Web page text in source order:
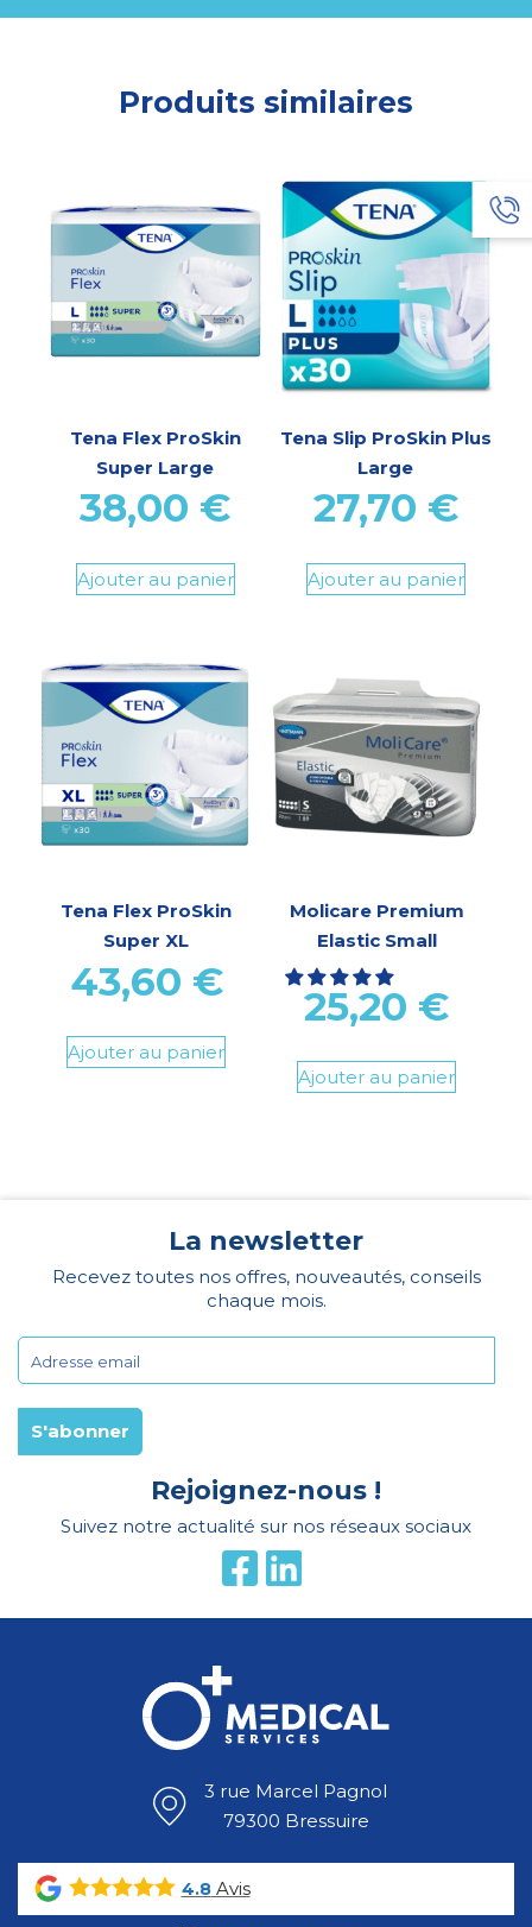
Produits similaires
Tena Flex ProSkin
Super Large
38,00 €
Ajouter au panier
Tena Slip ProSkin Plus
Large
27,70 €
Ajouter au panier
Tena Flex ProSkin
Super XL
43,60 €
Ajouter au panier
Molicare Premium
Elastic Small
25,20 €
Ajouter au panier
La newsletter
Recevez toutes nos offres, nouveautés, conseils
chaque mois.
Rejoignez-nous !
Suivez notre actualité sur nos réseaux sociaux
3 rue Marcel Pagnol
79300 Bressuire
4.8Avis